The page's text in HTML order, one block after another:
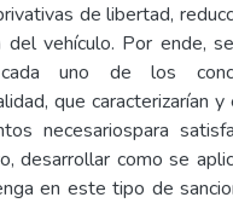
de libertad,
del vehículo. Por ende,
cada uno de los
que caracterizarían
necesariospara
desarrollar como se
en este tipo de